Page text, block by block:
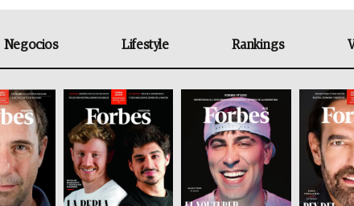
Negocios Lifestyle Rankings